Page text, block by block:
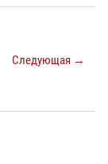
Следующая →